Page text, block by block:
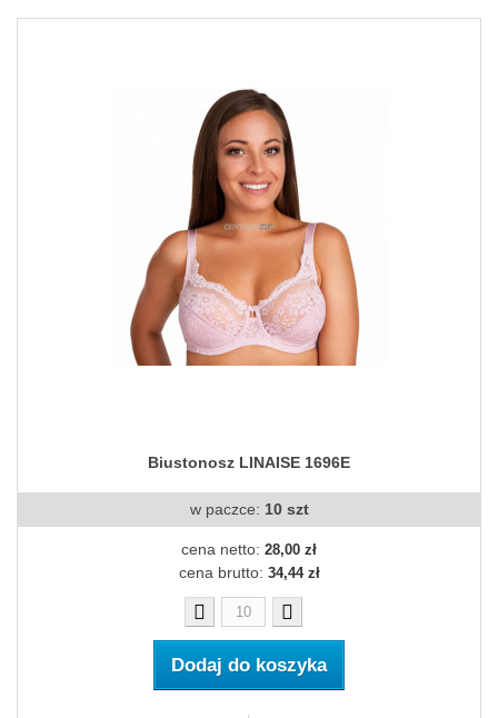
Biustonosz LINAISE 1696E
w paczce: 10 szt
cena netto: 28,00 zł
cena brutto: 34,44 zł
Dodaj do koszyka